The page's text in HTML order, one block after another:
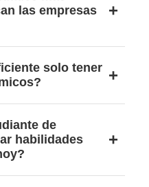
las empresas
no puede
crítico,
trabajo
y
competencias
problemas,
laborales
solo tener
buscan
de forma
tecnologías y
de
habilidades